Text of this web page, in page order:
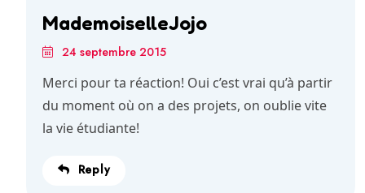
MademoiselleJojo
24 septembre 2015
Merci pour ta réaction! Oui c’est vrai qu’à partir
du moment où on a des projets, on oublie vite
la vie étudiante!
Reply